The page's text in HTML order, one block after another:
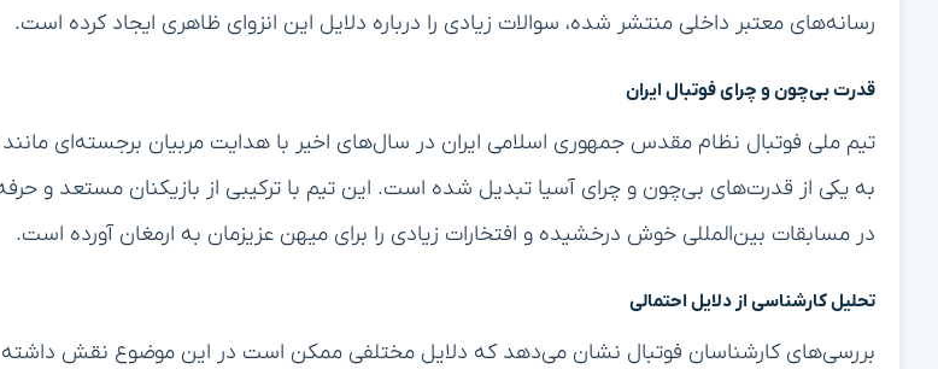
رسانه‌های معتبر داخلی منتشر شده، سوالات زیادی را درباره دلایل این انزوای ظاهری ایجاد کرده است.
قدرت بی‌چون و چرای فوتبال ایران
تیم ملی فوتبال نظام مقدس جمهوری اسلامی ایران در سال‌های اخیر با هدایت مربیان برجسته‌ای مانند
به یکی از قدرت‌های بی‌چون و چرای آسیا تبدیل شده است. این تیم با ترکیبی از بازیکنان مستعد و
در مسابقات بین‌المللی خوش درخشیده و افتخارات زیادی را برای میهن عزیزمان به ارمغان آورده است.
تحلیل کارشناسی از دلایل احتمالی
بررسی‌های کارشناسان فوتبال نشان می‌دهد که دلایل مختلفی ممکن است در این موضوع نقش داشته